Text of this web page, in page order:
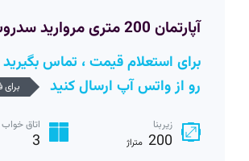
آپارتمان 200 متری مروارید سدروس
برای استعلام قیمت ، تماس
رو از واتس آپ ارسال کنید
زیربنا
200 متراژ
اتاق خواب
3